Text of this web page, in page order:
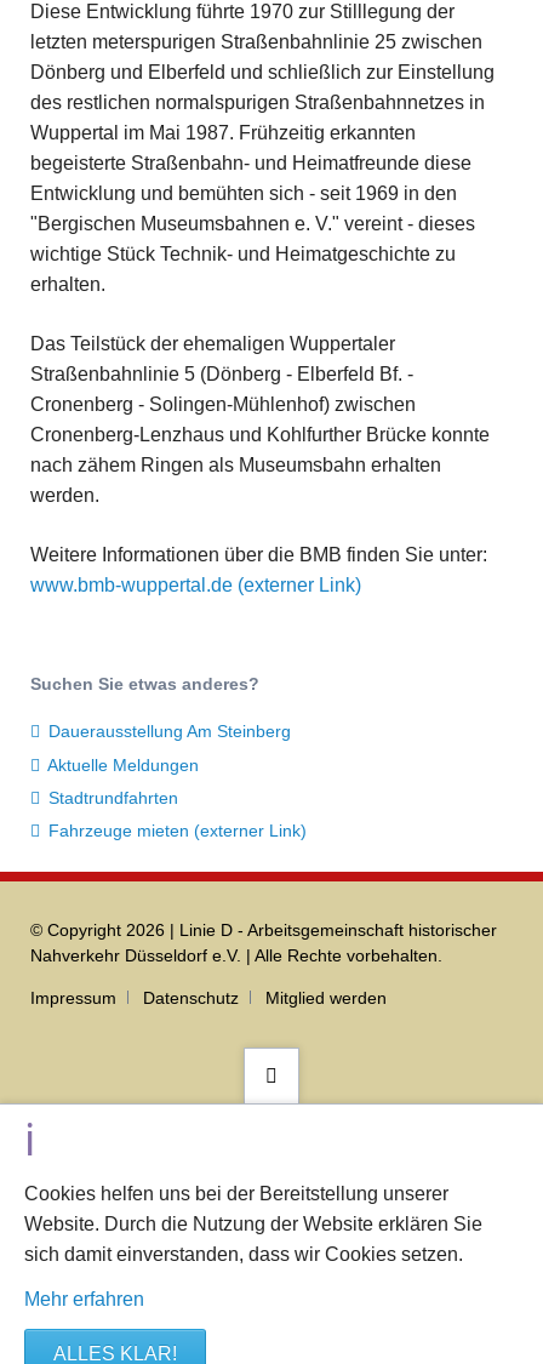
Cookies helfen uns bei der Bereitstellung unserer
Website. Durch die Nutzung der Website erklären Sie
sich damit einverstanden, dass wir Cookies setzen.
Mehr erfahren
ALLES KLAR!
Diese Entwicklung führte 1970 zur Stilllegung der
letzten meterspurigen Straßenbahnlinie 25 zwischen
Dönberg und Elberfeld und schließlich zur Einstellung
des restlichen normalspurigen Straßenbahnnetzes in
Wuppertal im Mai 1987. Frühzeitig erkannten
begeisterte Straßenbahn- und Heimatfreunde diese
Entwicklung und bemühten sich - seit 1969 in den
"Bergischen Museumsbahnen e. V." vereint - dieses
wichtige Stück Technik- und Heimatgeschichte zu
erhalten.
Das Teilstück der ehemaligen Wuppertaler
Straßenbahnlinie 5 (Dönberg - Elberfeld Bf. -
Cronenberg - Solingen-Mühlenhof) zwischen
Cronenberg-Lenzhaus und Kohlfurther Brücke konnte
nach zähem Ringen als Museumsbahn erhalten
werden.
Weitere Informationen über die BMB finden Sie unter:
www.bmb-wuppertal.de (externer Link)
Suchen Sie etwas anderes?
Dauerausstellung Am Steinberg
Aktuelle Meldungen
Stadtrundfahrten
Fahrzeuge mieten (externer Link)
© Copyright 2026 | Linie D - Arbeitsgemeinschaft historischer
Nahverkehr Düsseldorf e.V. | Alle Rechte vorbehalten.
Navigation
Impressum Datenschutz Mitglied werden